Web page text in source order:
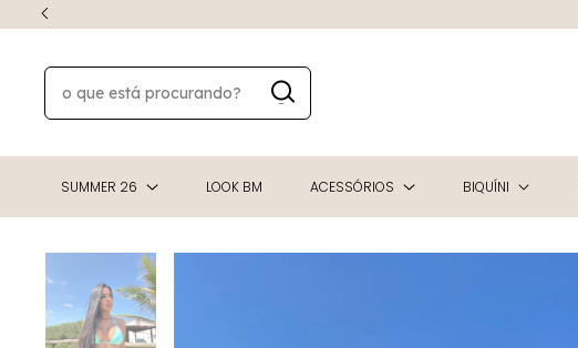
SUMMER 26 LOOK BM ACESSÓRIOS BIQUÍNI